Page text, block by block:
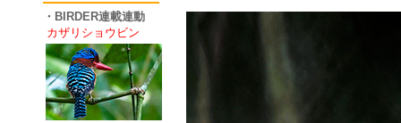
・BIRDER連載連動
カザリショウビン